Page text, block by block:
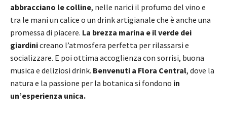
abbracciano le colline, nelle narici il profumo del vino e
tra le mani un calice o un drink artigianale che è anche una
promessa di piacere. La brezza marina e il verde dei
giardinicreano l’atmosfera perfetta per rilassarsi e
socializzare. E poi ottima accoglienza con sorrisi, buona
musica e deliziosi drink. Benvenuti a Flora Central, dove la
natura e la passione per la botanica si fondono in
un’esperienza unica.